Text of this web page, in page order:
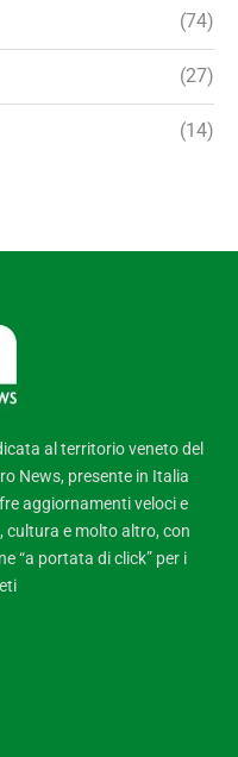
(74)
(27)
(14)
al territorio veneto del
News, presente in Italia
aggiornamenti veloci e
e molto altro, con
“a portata di click” per i